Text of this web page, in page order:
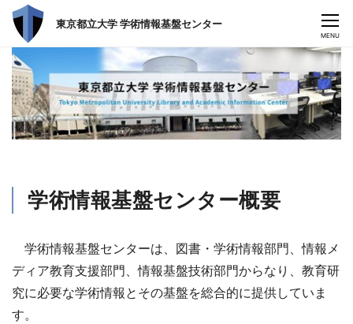
CLOSE
MENU
学術情報基盤センター概要
学術情報基盤センターは、図書・学術情報部門、情報メ
ディア教育支援部門、情報基盤技術部門からなり、教育研
究に必要な学術情報とその基盤を総合的に提供していま
す。
東京都立大学 学術情報基盤センター